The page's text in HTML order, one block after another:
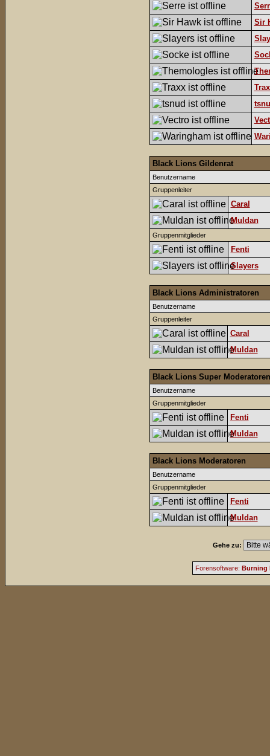
Sir
Black Lions Gildenrat
Benutzername
Gruppenleiter
Caral
Muldan
Gruppenmitglieder
Fenti
Slayers
Black Lions Administratoren
Benutzername
Gruppenleiter
Caral
Muldan
Black Lions Super Moderatoren
Benutzername
Gruppenmitglieder
Fenti
Muldan
Black Lions Moderatoren
Benutzername
Gruppenmitglieder
Fenti
Muldan
Gehe zu:
Forensoftware: Burning